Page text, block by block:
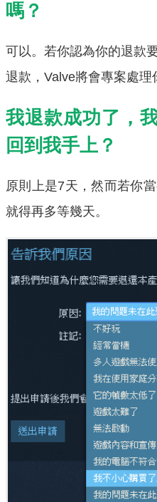
嗎？
可以。若你認為你的退款
退款，Valve將會專案處理
我退款成功了，
回到我手上？
原則上是7天，然而若你
就得再多等幾天。